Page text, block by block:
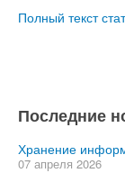
Полный текст
Последние
Хранение
07 апреля 2026